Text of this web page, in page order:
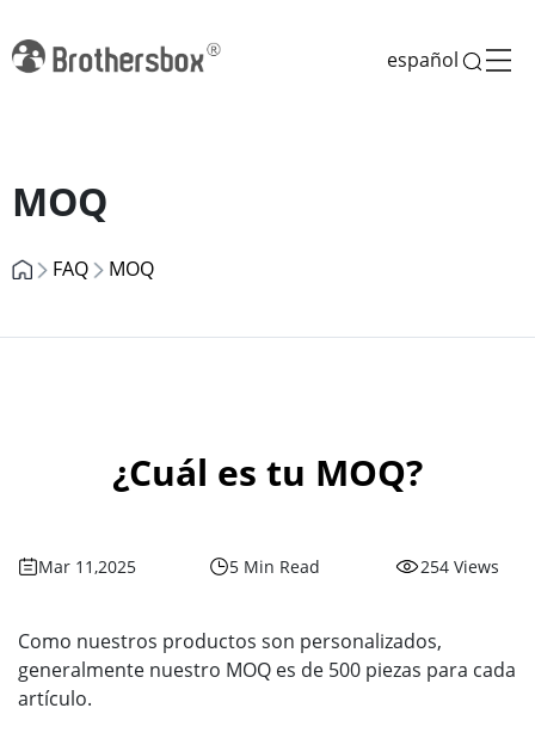
español
MOQ
FAQ MOQ
¿Cuál es tu MOQ?
Mar 11,2025 5 Min Read 254 Views
Como nuestros productos son personalizados,
generalmente nuestro MOQ es de 500 piezas para cada
artículo.